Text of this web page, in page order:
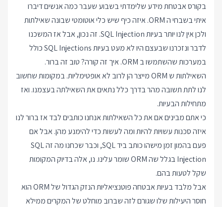
בקורס אבטחת מידע שלימדתי בשבוע שעבר כמה אנשים דיברו
איתי בשבחי ה ORM. איזה כיף שיש כלי אוטומטי שבונה שאילתות
ולכן אין לנו יותר בעיות SQL Injection. זה נכון, אבל אז המשכנו
לדבר ונזכרנו שבעצם היו לא מעט בעיות SQL Injections כולל
במערכות שהשתמשו ב ORM. איך זה קורה? טוב זה ברור.
השאילתות ש ORM מייצר הן לרוב לא אופטימליות. במקומות שחשוב
לנו לתת תשובה מהר בדרך כלל נתאים את השאילתה בעצמנו. ואז
מתחילות הבעיות.
כי אתם מבינים אם את כל השאילתות אנחנו כותבים לבד אז ברור לנו
איזה סכנות עשויות להיות ומה לעשות כדי להימנע מהן. אבל אם
פעם בהמון זמן מישהו כותב ביד SQL, וכבר שכחנו מה זה SQL
Injection בגלל שה ORM שומר עלינו. נו, אלה בדיוק המקומות
שקל לטעות בהם.
אבל מלבד בעיות אבטחה פוטנציאליות הנזק הגדול של ORM הוא
חוסר היעילות שלו שגורם לזה שברוב מוחלט של המקרים ממילא